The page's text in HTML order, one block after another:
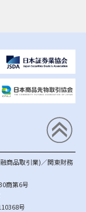
商品取引業)／関東財務
商第6号
号